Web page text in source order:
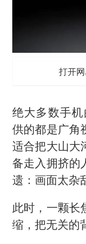
打开
绝大多数手
供的都是广角
适合把大山大
备走入拥挤的
遗：画面太杂
此时，一颗长
缩，把无关的